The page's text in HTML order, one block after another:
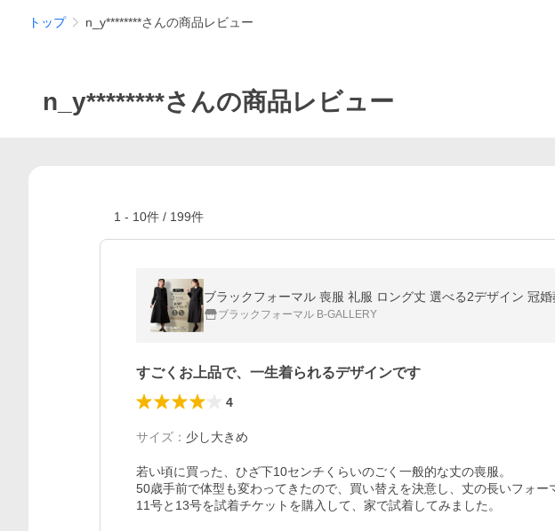
トップ n_y********さんの商品レビュー
n_y********さんの商品レビュー
1 - 10件 / 199件
ブラックフォーマル 喪服 礼服 ロング丈 選べる2デザイン 冠
ブラックフォーマル B-GALLERY
すごくお上品で、一生着られるデザインです
4
サイズ ： 少し大きめ
若い頃に買った、ひざ下10センチくらいのごく一般的な丈の喪服。
50歳手前で体型も変わってきたので、買い替えを決意し、丈の長いフォー
11号と13号を試着チケットを購入して、家で試着してみました。